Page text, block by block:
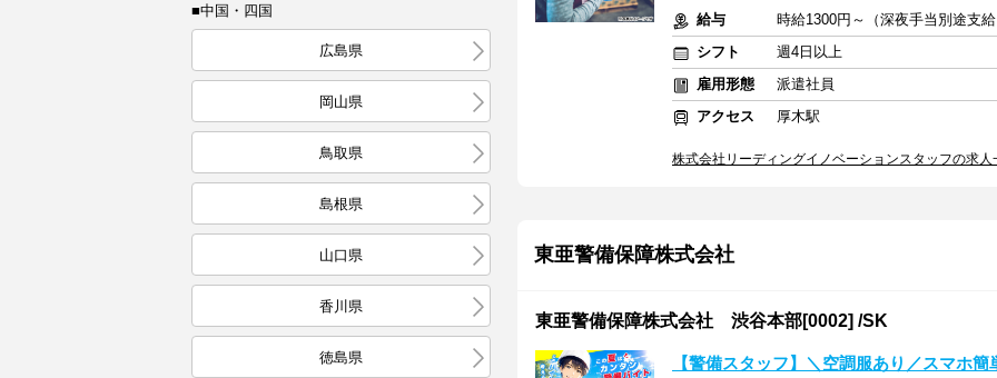
■中国・四国
広島県
岡山県
鳥取県
島根県
山口県
香川県
徳島県
給与
時給1300円～（深夜手当別途支
シフト
週4日以上
雇用形態
派遣社員
アクセス
厚木駅
株式会社リーディングイノベーションスタッフの求人
東亜警備保障株式会社
東亜警備保障株式会社 渋谷本部[0002] /SK
【警備スタッフ】＼空調服あり／スマホ